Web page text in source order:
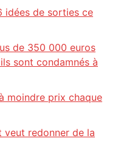
idées de sorties ce
de 350 000 euros
sont condamnés à
moindre prix chaque
veut redonner de la